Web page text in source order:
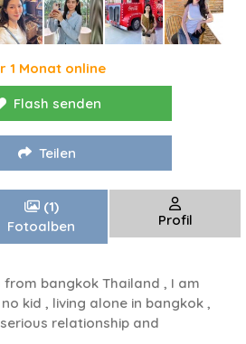
1 Monat online
Flash senden
Teilen
(1)
Fotoalben
Profil
bangkok Thailand , I am
kid , living alone in bangkok ,
relationship and